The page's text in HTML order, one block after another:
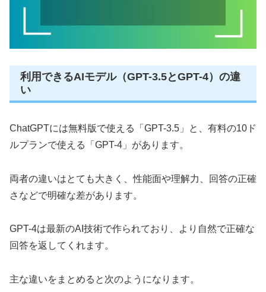
利用できるAIモデル（GPT-3.5とGPT-4）の違
い
ChatGPTには無料版で使える「GPT-3.5」と、有料の10ド
ルプランで使える「GPT-4」があります。
両者の違いはとても大きく、性能面や理解力、回答の正確
さなどで明確な差があります。
GPT-4は最新のAI技術で作られており、より自然で正確な
回答を返してくれます。
主な違いをまとめると次のようになります。